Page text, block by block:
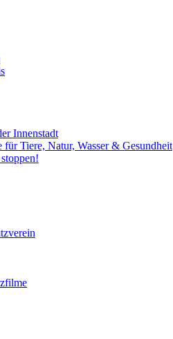
Innenstadt
Tiere, Natur, Wasser & Gesundheit